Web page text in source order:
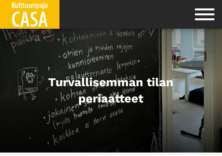
Turvallisemman tilan
periaatteet